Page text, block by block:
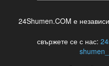
24Shumen.COM е
свържете се с нас: